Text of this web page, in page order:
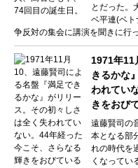
とだった。
ベ平連(ベ
争反対の集会に講演を聞きに行
1971年11
きるかな
われてい
きをおび
遠藤賢司の
本となる部
れの時代を
くなってい